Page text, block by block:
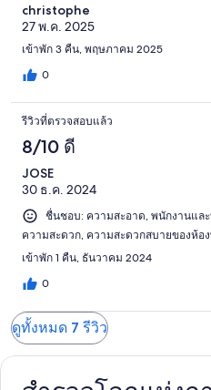
christophe
27 พ.ค. 2025
เข้าพัก 3 คืน, พฤษภาคม 2025
0
รีวิวที่ตรวจสอบแล้ว
8/10 ดี
JOSE
30 ธ.ค. 2024
ชื่นชอบ: ความสะอาด, พนักงานแล
ความสะดวก, ความสะดวกสบายของห้อ
เข้าพัก 1 คืน, ธันวาคม 2024
0
ดูทั้งหมด 7 รีวิว